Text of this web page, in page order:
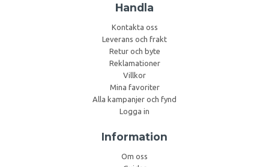
Handla
Kontakta oss
Leverans och frakt
Retur och byte
Reklamationer
Villkor
Mina favoriter
Alla kampanjer och fynd
Logga in
Information
Om oss